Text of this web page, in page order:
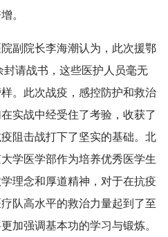
。
副院长李海潮认为，此次援鄂
请战书，这些医护人员毫无
。此次战疫，感控防护和救治
实战中经受住了考验，收获了
阻击战打下了坚实的基础。北
学医学部作为培养优秀医学生
理念和厚道精神，对于在抗疫
队高水平的救治力量起到了至
加强调基本功的学习与锻炼。